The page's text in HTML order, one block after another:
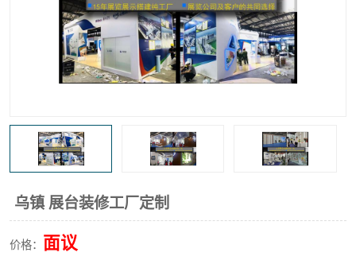
乌镇 展台装修工厂定制
价格： 面议